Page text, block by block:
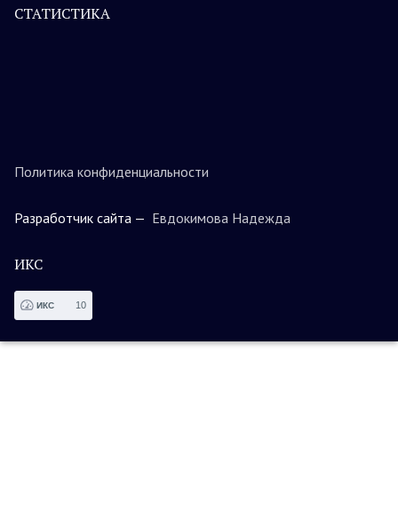
СТАТИСТИКА
Политика конфиденциальности
Разработчик сайта — Евдокимова Надежда
ИКС
ИКС 10